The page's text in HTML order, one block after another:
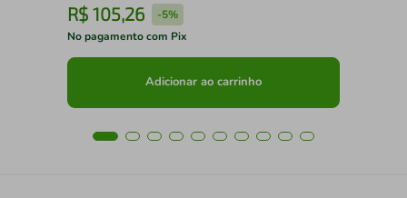
R$ 105,26 -5%
No pagamento com Pix
Adicionar ao carrinho